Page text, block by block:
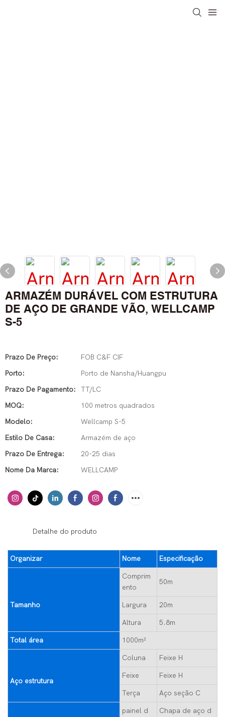
ARMAZÉM DURÁVEL COM ESTRUTURA
DE AÇO DE GRANDE VÃO, WELLCAMP
S-5
Prazo De Preço:
FOB C&F CIF
Porto:
Porto de Nansha/Huangpu
Prazo De Pagamento:
TT/LC
MOQ:
100 metros quadrados
Modelo:
Wellcamp S-5
Estilo De Casa:
Armazém de aço
Prazo De Entrega:
20-25 dias
Nome Da Marca:
WELLCAMP
Detalhe do produto
Organizar Nome Especificação
Tamanho
Comprim
ento
50m
Largura 20m
Altura 5.8m
Total área 1000m²
Aço estrutura
Coluna Feixe H
Feixe Feixe H
Terça Aço seção C
painel d
Chapa de aço d